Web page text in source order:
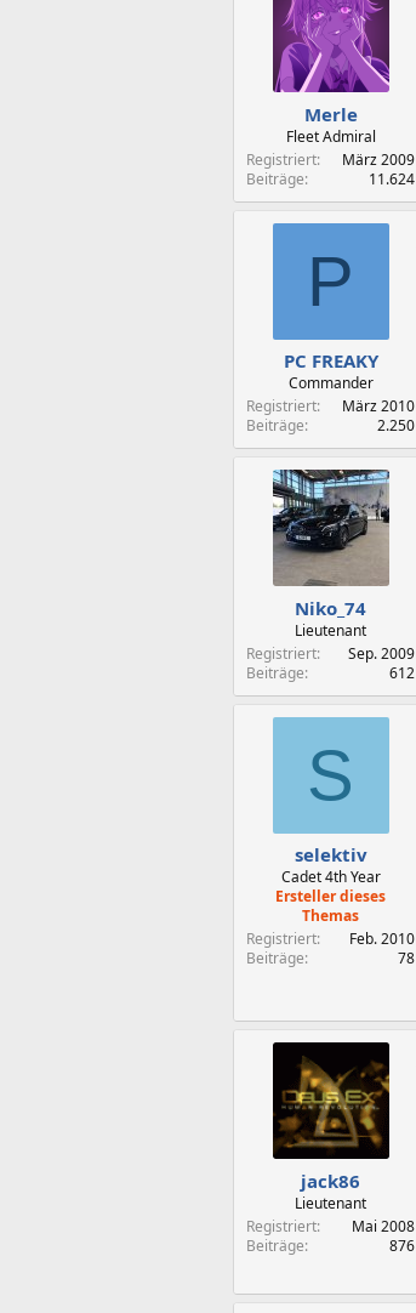
Merle
Fleet Admiral
Registriert
März 2009
Beiträge
11.624
P
PC FREAKY
Commander
Registriert
März 2010
Beiträge
2.250
Niko_74
Lieutenant
Registriert
Sep. 2009
Beiträge
612
S
selektiv
Cadet 4th Year
Ersteller dieses
Themas
Registriert
Feb. 2010
Beiträge
78
jack86
Lieutenant
Registriert
Mai 2008
Beiträge
876